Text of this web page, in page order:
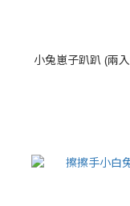
小兔崽子趴趴 (兩